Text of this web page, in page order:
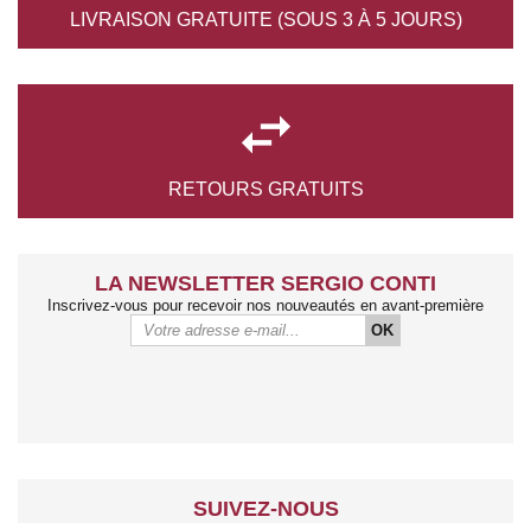
LIVRAISON GRATUITE (SOUS 3 À 5 JOURS)

RETOURS GRATUITS
LA NEWSLETTER SERGIO CONTI
Inscrivez-vous pour recevoir nos nouveautés en avant-première
OK
SUIVEZ-NOUS